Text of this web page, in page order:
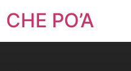
CHE PO’A